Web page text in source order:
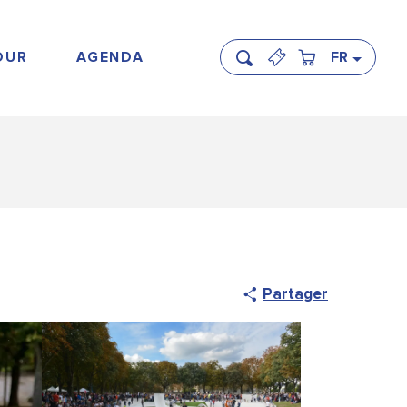
AGENDA Recherche FR
Partager